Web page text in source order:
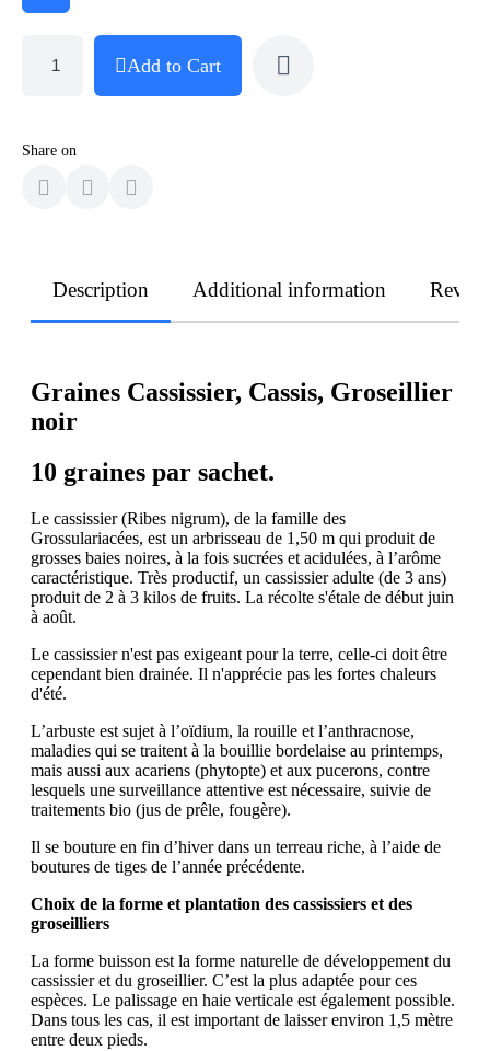
Add to Cart
Share on
Description Additional information
Graines Cassissier, Cassis, Groseillier
noir
10 graines par sachet.
Le cassissier (Ribes nigrum), de la famille des
Grossulariacées, est un arbrisseau de 1,50 m qui produit de
grosses baies noires, à la fois sucrées et acidulées, à l’arôme
caractéristique. Très productif, un cassissier adulte (de 3 ans)
produit de 2 à 3 kilos de fruits. La récolte s'étale de début juin
à août.
Le cassissier n'est pas exigeant pour la terre, celle-ci doit être
cependant bien drainée. Il n'apprécie pas les fortes chaleurs
d'été.
L’arbuste est sujet à l’oïdium, la rouille et l’anthracnose,
maladies qui se traitent à la bouillie bordelaise au printemps,
mais aussi aux acariens (phytopte) et aux pucerons, contre
lesquels une surveillance attentive est nécessaire, suivie de
traitements bio (jus de prêle, fougère).
Il se bouture en fin d’hiver dans un terreau riche, à l’aide de
boutures de tiges de l’année précédente.
Choix de la forme et plantation des cassissiers et des
groseilliers
La forme buisson est la forme naturelle de développement du
cassissier et du groseillier. C’est la plus adaptée pour ces
espèces. Le palissage en haie verticale est également possible.
Dans tous les cas, il est important de laisser environ 1,5 mètre
entre deux pieds.